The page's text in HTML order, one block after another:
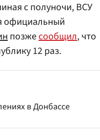
с полуночи, ВСУ
официальный
позжесообщил, что
12 раз.
в Донбассе